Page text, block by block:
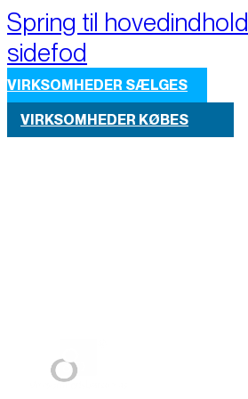
Spring til hovedindhold
sidefod
VIRKSOMHEDER SÆLGES
VIRKSOMHEDER KØBES